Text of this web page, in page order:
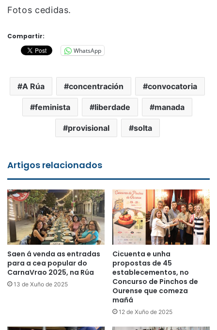
Fotos cedidas.
Compartir:
WhatsApp
A Rúa concentración convocatoria
feminista liberdade manada
provisional solta
Artigos relacionados
Saen á venda as entradas
para a cea popular do
CarnaVrao 2025, na Rúa
13 de Xuño de 2025
Cicuenta e unha
propostas de 45
establecementos, no
Concurso de Pinchos de
Ourense que comeza
mañá
12 de Xuño de 2025